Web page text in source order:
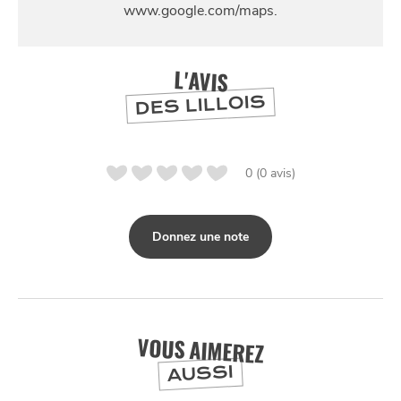
L'AVIS
DES LILLOIS
0 (0 avis)
Donnez une note
VOUS AIMEREZ
AUSSI
SE